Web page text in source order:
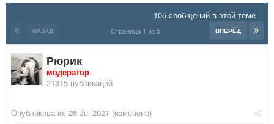
105 сообщений в этой теме
НАЗАД ВПЕРЁД
Страница 1 из 5
Рюрик
модератор
21315 публикаций
Опубликовано: 26 Jul 2021 (изменено)